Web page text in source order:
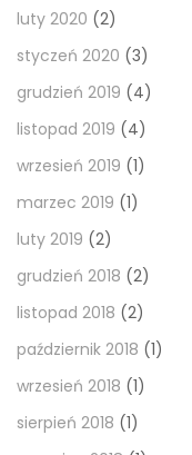
luty 2020 (2)
styczeń 2020 (3)
grudzień 2019 (4)
listopad 2019 (4)
wrzesień 2019 (1)
marzec 2019 (1)
luty 2019 (2)
grudzień 2018 (2)
listopad 2018 (2)
październik 2018 (1)
wrzesień 2018 (1)
sierpień 2018 (1)